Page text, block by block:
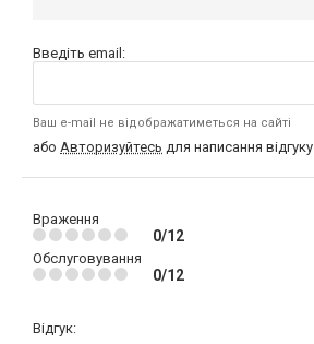
Введіть email:
Ваш e-mail не відображатиметься на сайті
або Авторизуйтесь для написання відгуку
Враження
0/12
Обслуговування
0/12
Відгук: